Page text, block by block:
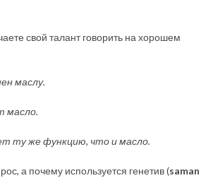
свой талант говорить на хорошем
маслу.
масло.
ту же функцию, что и масло.
а почему используется генетив (saman